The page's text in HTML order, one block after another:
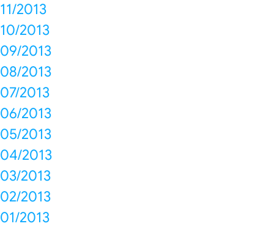
11/2013
10/2013
09/2013
08/2013
07/2013
06/2013
05/2013
04/2013
03/2013
02/2013
01/2013